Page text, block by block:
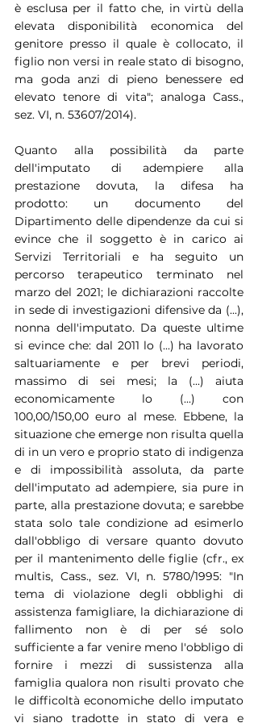
è esclusa per il fatto che, in virtù della
elevata disponibilità economica del
genitore presso il quale è collocato, il
figlio non versi in reale stato di bisogno,
ma goda anzi di pieno benessere ed
elevato tenore di vita"; analoga Cass.,
sez. VI, n. 53607/2014).
Quanto alla possibilità da parte
dell'imputato di adempiere alla
prestazione dovuta, la difesa ha
prodotto: un documento del
Dipartimento delle dipendenze da cui si
evince che il soggetto è in carico ai
Servizi Territoriali e ha seguito un
percorso terapeutico terminato nel
marzo del 2021; le dichiarazioni raccolte
in sede di investigazioni difensive da (...),
nonna dell'imputato. Da queste ultime
si evince che: dal 2011 lo (...) ha lavorato
saltuariamente e per brevi periodi,
massimo di sei mesi; la (...) aiuta
economicamente lo (...) con
100,00/150,00 euro al mese. Ebbene, la
situazione che emerge non risulta quella
di in un vero e proprio stato di indigenza
e di impossibilità assoluta, da parte
dell'imputato ad adempiere, sia pure in
parte, alla prestazione dovuta; e sarebbe
stata solo tale condizione ad esimerlo
dall'obbligo di versare quanto dovuto
per il mantenimento delle figlie (cfr., ex
multis, Cass., sez. VI, n. 5780/1995: "In
tema di violazione degli obblighi di
assistenza famigliare, la dichiarazione di
fallimento non è di per sé solo
sufficiente a far venire meno l'obbligo di
fornire i mezzi di sussistenza alla
famiglia qualora non risulti provato che
le difficoltà economiche dello imputato
vi siano tradotte in stato di vera e